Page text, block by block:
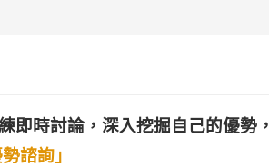
即時討論，深入挖掘自己的優勢，
諮詢」